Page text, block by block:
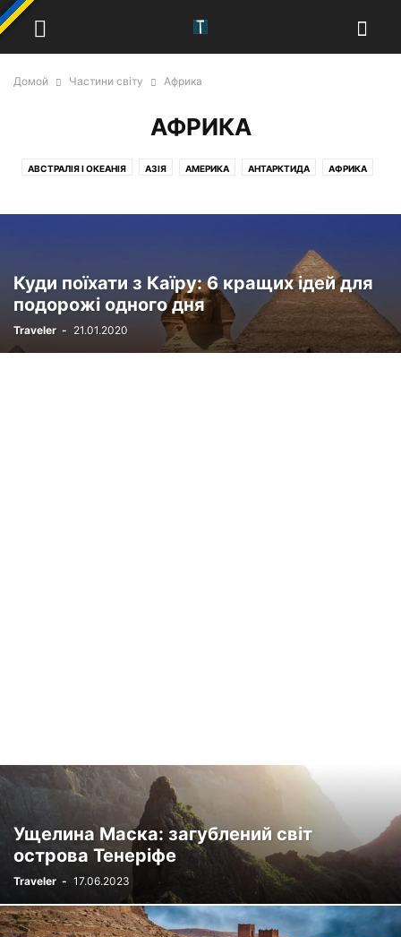
Домой Частини світу Африка
АФРИКА
АВСТРАЛІЯ І ОКЕАНІЯ АЗІЯ АМЕРИКА АНТАРКТИДА АФРИКА
Куди поїхати з Каїру: 6 кращих ідей для
подорожі одного дня
Traveler - 21.01.2020
Ущелина Маска: загублений світ
острова Тенеріфе
Traveler - 17.06.2023